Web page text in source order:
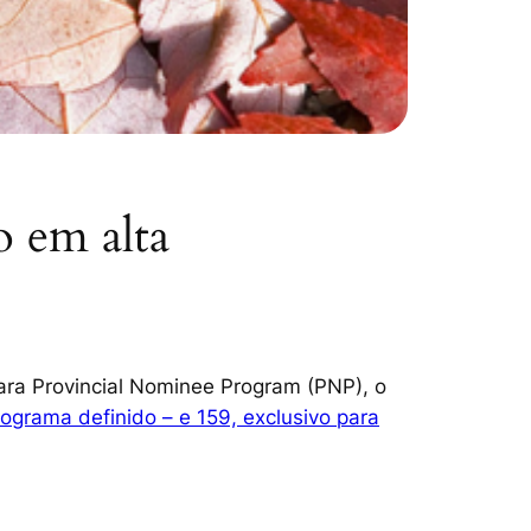
em alta
Provincial Nominee Program (PNP), o
definido – e 159, exclusivo para